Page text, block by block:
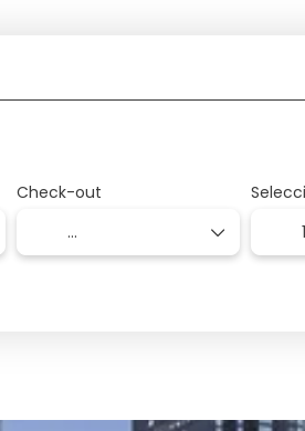
Check-out